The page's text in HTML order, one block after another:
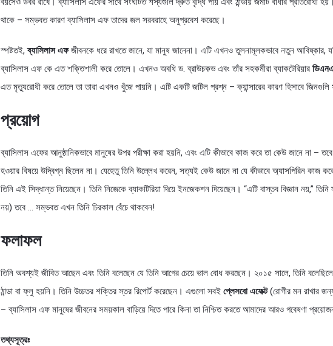
থাকে – সম্ভবত কারণ ব্যাসিলাস এফ তাদের জল সরবরাহে অনুপ্রবেশ করেছে।
স্পষ্টতই,ব্যাসিলাস এফজীবনকে ধরে রাখতে জানে, যা মানুষ জানেনা। এটি এখনও তুলনামূলকভাবে নতুন আবিষ্কার,
ব্যাসিলাস এফ কে এত শক্তিশালী করে তোলে। এখনও অবধি ড. ব্রাউচকভ এবং তাঁর সহকর্মীরা ব্যাকটেরিয়ার
এত মৃত্যুরোধী করে তোলে তা তারা এখনও খুঁজে পায়নি। এটি একটি জটিল প্রশ্ন – ক্যান্সারের কারণ হিসাবে
প্রয়োগ
ব্যাসিলাস এফের আনুষ্ঠানিকভাবে মানুষের উপর পরীক্ষা করা হয়নি, এবং এটি কীভাবে কাজ করে তা কেউ জানে না –
হওয়ার বিষয়ে উদ্বিগ্ন ছিলেন না। যেহেতু তিনি উল্লেখ করেন, সত্যই কেউ জানে না যে কীভাবে অ্যাসপিরিন কাজ
তিনি এই সিদ্ধান্ত নিয়েছেন। তিনি নিজেকে ব্যাকটিরিয়া দিয়ে ইনজেকশন দিয়েছেন। “এটি বাস্তব বিজ্ঞান নয়,”
নয়) তবে … সম্ভবত এখন তিনি চিরকাল বেঁচে থাকবেন!
ফলাফল
তিনি অবশ্যই জীবিত আছেন এবং তিনি বলেছেন যে তিনি আগের চেয়ে ভাল বোধ করছেন। ২০১৫ সালে, তিনি
ঠান্ডা বা ফ্লু হয়নি। তিনি উচ্চতর শক্তির স্তর রিপোর্ট করেছেন। এগুলো সবই প্লেসবো এফেক্ট(রোগীর মন রাখার
– ব্যাসিলাস এফ মানুষের জীবনের সময়কাল বাড়িয়ে দিতে পারে কিনা তা নিশ্চিত করতে আমাদের আরও গবেষণা
তথ্যসূত্রঃ